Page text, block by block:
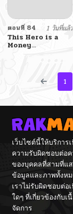
ตอนที่ 84
1 วันที่แล้ว
This Hero is a
Money
1
เว็บไซต์นี้ให้บริการ
ความรับผิดชอบต่อ
ของบุคคลที่สามที่แ
ข้อมูลและภาพทั้งหม
เราไม่รับผิดชอบต่
ใดๆ ที่เกี่ยวข้องกับ
จัดการ